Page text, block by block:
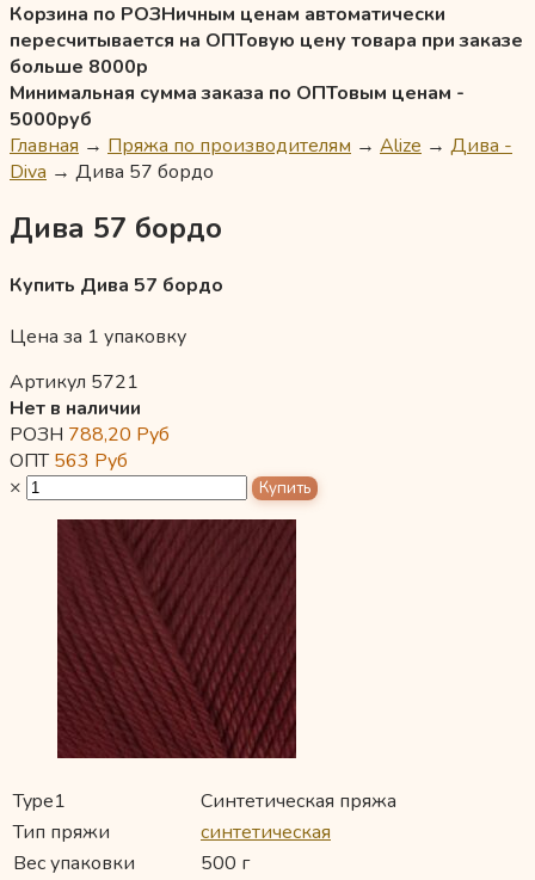
Корзина по РОЗНичным ценам автоматически
пересчитывается на ОПТовую цену товара при заказе
больше 8000р
Минимальная сумма заказа по ОПТовым ценам -
5000руб
Главная → Пряжа по производителям → Alize → Дива -
Diva → Дива 57 бордо
Дива 57 бордо
Купить Дива 57 бордо
Цена за 1 упаковку
Артикул 5721
Нет в наличии
РОЗН 788,20 Руб
ОПТ563 Руб
×
Type1
Синтетическая пряжа
Тип пряжи
синтетическая
Вес упаковки
500 г